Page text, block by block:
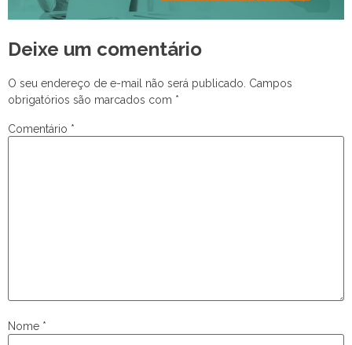
Deixe um comentário
O seu endereço de e-mail não será publicado. Campos
obrigatórios são marcados com *
Comentário *
Nome *